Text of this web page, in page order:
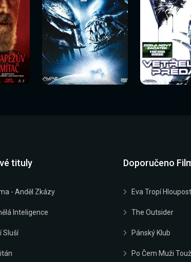
Sledovat
nyní
Sledovat nyní
Sledovat
nyní
Sledovat
tituly
- Anděl Zkázy
Inteligence
Sluší
Doporučeno
Eva Tropí
The Outsider
Pánský Klub
Po Čem Muži